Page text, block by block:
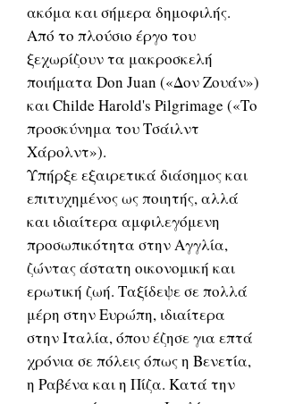
ακόμα και σήμερα δημοφιλής.
Από το πλούσιο έργο του
ξεχωρίζουν τα μακροσκελή
ποιήματα Don Juan («Δον Ζουάν»)
και Childe Harold's Pilgrimage («Το
προσκύνημα του Τσάιλντ
Χάρολντ»).
Υπήρξε εξαιρετικά διάσημος και
επιτυχημένος ως ποιητής, αλλά
και ιδιαίτερα αμφιλεγόμενη
προσωπικότητα στην Αγγλία,
ζώντας άστατη οικονομική και
ερωτική ζωή. Ταξίδεψε σε πολλά
μέρη στην Ευρώπη, ιδιαίτερα
στην Ιταλία, όπου έζησε για επτά
χρόνια σε πόλεις όπως η Βενετία,
η Ραβένα και η Πίζα. Κατά την